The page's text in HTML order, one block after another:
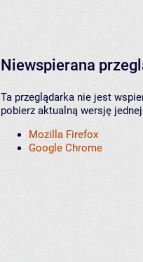
Niewspierana
Ta przeglądarka nie jest
pobierz aktualną wersję
Mozilla Firefox
Google Chrome